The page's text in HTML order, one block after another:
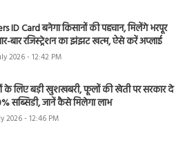
ID Card बनेगा किसानों की पहचान, मिलेंगे भरपूर
बार रजिस्ट्रेशन का झंझट खत्म, ऐसे करें अप्लाई
2026 - 12:42 PM
के लिए बड़ी खुशखबरी, फूलों की खेती पर सरकार दे
सब्सिडी, जानें कैसे मिलेगा लाभ
2026 - 12:46 PM